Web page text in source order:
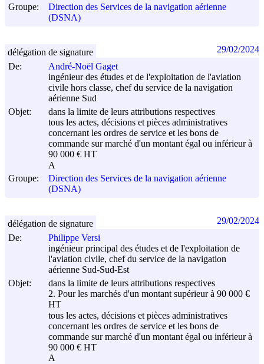
Groupe:
Direction des Services de la navigation aérienne
(DSNA)
De:
André-Noël Gaget
ingénieur des études et de l'exploitation de l'aviation
civile hors classe, chef du service de la navigation
aérienne Sud
Objet:
dans la limite de leurs attributions respectives
tous les actes, décisions et pièces administratives
concernant les ordres de service et les bons de
commande sur marché d'un montant égal ou inférieur à
90 000 € HT
A
Groupe:
Direction des Services de la navigation aérienne
(DSNA)
délégation de signature 29/02/2024
De:
Philippe Versi
ingénieur principal des études et de l'exploitation de
l'aviation civile, chef du service de la navigation
aérienne Sud-Sud-Est
Objet:
dans la limite de leurs attributions respectives
2. Pour les marchés d'un montant supérieur à 90 000 €
HT
tous les actes, décisions et pièces administratives
concernant les ordres de service et les bons de
commande sur marché d'un montant égal ou inférieur à
90 000 € HT
A
délégation de signature 29/02/2024